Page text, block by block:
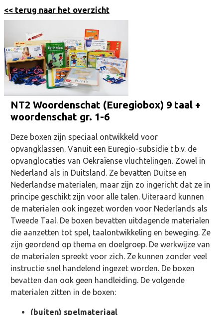
<< terug naar het overzicht
NT2 Woordenschat (Euregiobox) 9 taal +
woordenschat gr. 1-6
Deze boxen zijn speciaal ontwikkeld voor
opvangklassen. Vanuit een Euregio-subsidie t.b.v. de
opvanglocaties van Oekraïense vluchtelingen. Zowel in
Nederland als in Duitsland. Ze bevatten Duitse en
Nederlandse materialen, maar zijn zo ingericht dat ze in
principe geschikt zijn voor alle talen. Uiteraard kunnen
de materialen ook ingezet worden voor Nederlands als
Tweede Taal. De boxen bevatten uitdagende materialen
die aanzetten tot spel, taalontwikkeling en beweging. Ze
zijn geordend op thema en doelgroep. De werkwijze van
de materialen spreekt voor zich. Ze kunnen zonder veel
instructie snel handelend ingezet worden. De boxen
bevatten dan ook geen handleiding. De volgende
materialen zitten in de boxen:
(buiten) spelmateriaal